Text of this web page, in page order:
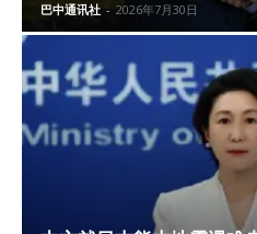
巴中通讯社 - 2026年7月30日